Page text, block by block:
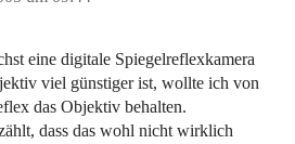
eine digitale Spiegelreflexkamera
viel günstiger ist, wollte ich von
das Objektiv behalten.
dass das wohl nicht wirklich